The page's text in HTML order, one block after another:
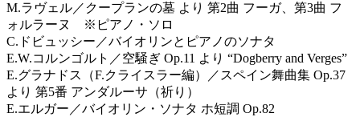
M.ラヴェル／クープランの墓 より 第2曲 フーガ、第3曲 フ
ォルラーヌ ※ピアノ・ソロ
C.ドビュッシー／バイオリンとピアノのソナタ
E.W.コルンゴルト／空騒ぎ Op.11 より “Dogberry and Verges”
E.グラナドス（F.クライスラー編）／スペイン舞曲集 Op.37
より 第5番 アンダルーサ（祈り）
E.エルガー／バイオリン・ソナタ ホ短調 Op.82